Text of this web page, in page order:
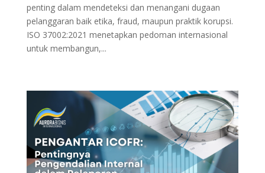
penting dalam mendeteksi dan menangani dugaan
pelanggaran baik etika, fraud, maupun praktik korupsi.
ISO 37002:2021 menetapkan pedoman internasional
untuk membangun,...